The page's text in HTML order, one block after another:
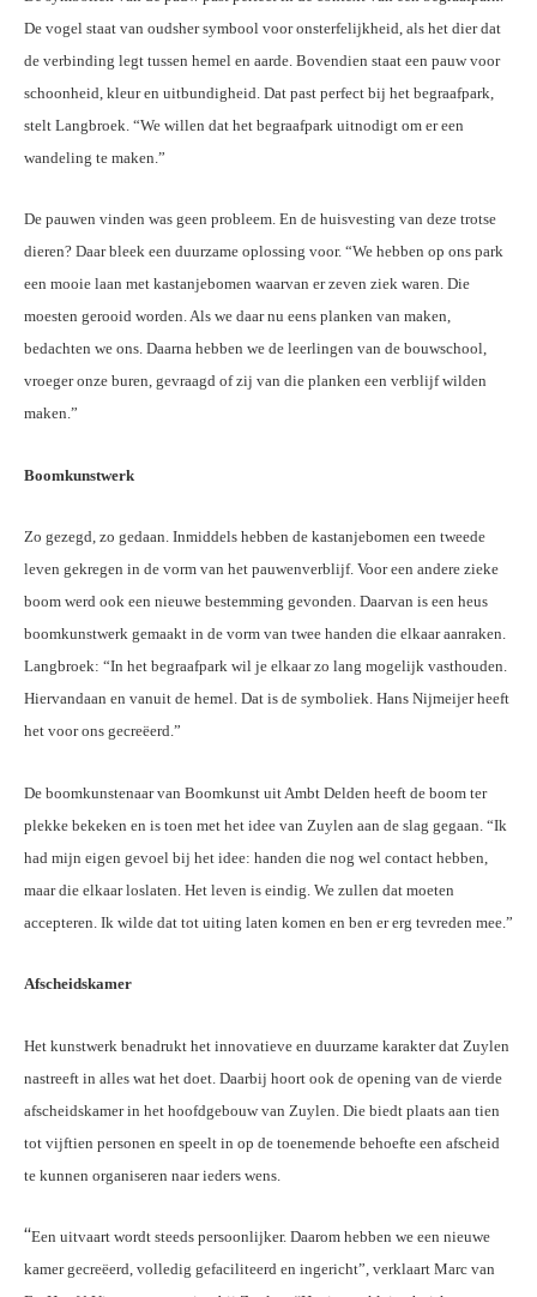
De vogel staat van oudsher symbool voor onsterfelijkheid, als het dier dat
de verbinding legt tussen hemel en aarde. Bovendien staat een pauw voor
schoonheid, kleur en uitbundigheid. Dat past perfect bij het begraafpark,
stelt Langbroek. “We willen dat het begraafpark uitnodigt om er een
wandeling te maken.”
De pauwen vinden was geen probleem. En de huisvesting van deze trotse
dieren? Daar bleek een duurzame oplossing voor. “We hebben op ons park
een mooie laan met kastanjebomen waarvan er zeven ziek waren. Die
moesten gerooid worden. Als we daar nu eens planken van maken,
bedachten we ons. Daarna hebben we de leerlingen van de bouwschool,
vroeger onze buren, gevraagd of zij van die planken een verblijf wilden
maken.”
Boomkunstwerk
Zo gezegd, zo gedaan. Inmiddels hebben de kastanjebomen een tweede
leven gekregen in de vorm van het pauwenverblijf. Voor een andere zieke
boom werd ook een nieuwe bestemming gevonden. Daarvan is een heus
boomkunstwerk gemaakt in de vorm van twee handen die elkaar aanraken.
Langbroek: “In het begraafpark wil je elkaar zo lang mogelijk vasthouden.
Hiervandaan en vanuit de hemel. Dat is de symboliek. Hans Nijmeijer heeft
het voor ons gecreëerd.”
De boomkunstenaar van Boomkunst uit Ambt Delden heeft de boom ter
plekke bekeken en is toen met het idee van Zuylen aan de slag gegaan. “Ik
had mijn eigen gevoel bij het idee: handen die nog wel contact hebben,
maar die elkaar loslaten. Het leven is eindig. We zullen dat moeten
accepteren. Ik wilde dat tot uiting laten komen en ben er erg tevreden mee.”
Afscheidskamer
Het kunstwerk benadrukt het innovatieve en duurzame karakter dat Zuylen
nastreeft in alles wat het doet. Daarbij hoort ook de opening van de vierde
afscheidskamer in het hoofdgebouw van Zuylen. Die biedt plaats aan tien
tot vijftien personen en speelt in op de toenemende behoefte een afscheid
te kunnen organiseren naar ieders wens.
“Een uitvaart wordt steeds persoonlijker. Daarom hebben we een nieuwe
kamer gecreëerd, volledig gefaciliteerd en ingericht”, verklaart Marc van